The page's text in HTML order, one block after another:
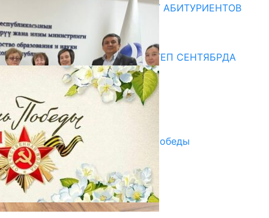
ОБРАЗОВАНИЯ ПРИГЛАШАЕТ АБИТУРИЕНТОВ
10.07.2026
Медиа
СУЗАКТА 750 ОРУНДУУ МЕКТЕП СЕНТЯБРДА
ПАЙДАЛАНУУГА БЕРИЛЕТ
07.08.2025
Улуу Жеңиштин жандуу сөзү
29.04.2025
Награды в преддверии Дня Победы
29.04.2025